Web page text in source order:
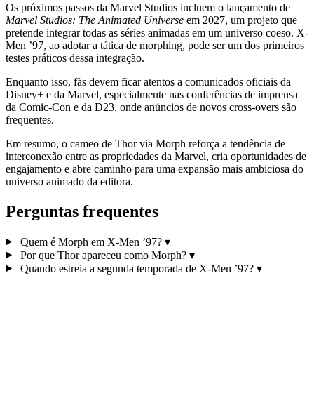
Os próximos passos da Marvel Studios incluem o lançamento de
Marvel Studios: The Animated Universe em 2027, um projeto que
pretende integrar todas as séries animadas em um universo coeso. X-
Men ’97, ao adotar a tática de morphing, pode ser um dos primeiros
testes práticos dessa integração.
Enquanto isso, fãs devem ficar atentos a comunicados oficiais da
Disney+ e da Marvel, especialmente nas conferências de imprensa
da Comic‑Con e da D23, onde anúncios de novos cross‑overs são
frequentes.
Em resumo, o cameo de Thor via Morph reforça a tendência de
interconexão entre as propriedades da Marvel, cria oportunidades de
engajamento e abre caminho para uma expansão mais ambiciosa do
universo animado da editora.
Perguntas frequentes
Quem é Morph em X-Men ’97? ▾
Por que Thor apareceu como Morph? ▾
Quando estreia a segunda temporada de X-Men ’97? ▾